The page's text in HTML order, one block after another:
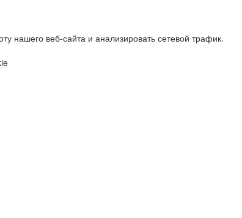
нашего веб-сайта и анализировать сетевой трафик.